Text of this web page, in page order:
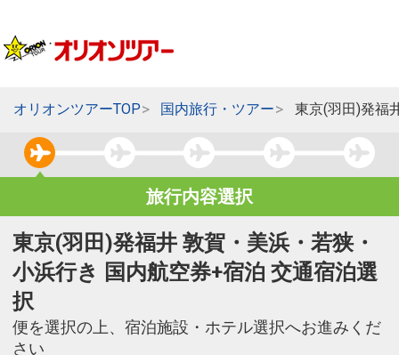
オリオンツアーTOP 国内旅行・ツアー 東京(羽田)発福
旅行内容選択
東京(羽田)発福井 敦賀・美浜・若狭・
小浜行き 国内航空券+宿泊 交通宿泊選
択
便を選択の上、宿泊施設・ホテル選択へお進みくだ
さい